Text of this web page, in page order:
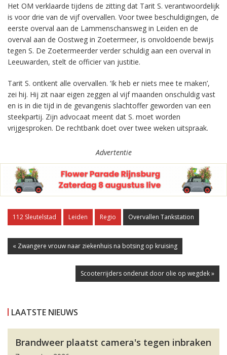
Het OM verklaarde tijdens de zitting dat Tarit S. verantwoordelijk
is voor drie van de vijf overvallen. Voor twee beschuldigingen, de
eerste overval aan de Lammenschansweg in Leiden en de
overval aan de Oostweg in Zoetermeer, is onvoldoende bewijs
tegen S. De Zoetermeerder verder schuldig aan een overval in
Leeuwarden, stelt de officier van justitie.
Tarit S. ontkent alle overvallen. ‘Ik heb er niets mee te maken’,
zei hij. Hij zit naar eigen zeggen al vijf maanden onschuldig vast
en is in die tijd in de gevangenis slachtoffer geworden van een
steekpartij. Zijn advocaat meent dat S. moet worden
vrijgesproken. De rechtbank doet over twee weken uitspraak.
Advertentie
112 Sleutelstad Leiden Regio Overvallen Tankstation
« Zwangere vrouw naar ziekenhuis na botsing op kruising
Scooterrijders onderuit door olie op wegdek »
LAATSTE NIEUWS
Brandweer plaatst camera's tegen inbraken